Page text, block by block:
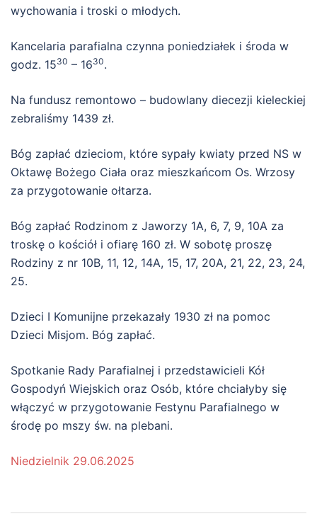
wychowania i troski o młodych.
Kancelaria parafialna czynna poniedziałek i środa w
godz. 1530 – 1630.
Na fundusz remontowo – budowlany diecezji kieleckiej
zebraliśmy 1439 zł.
Bóg zapłać dzieciom, które sypały kwiaty przed NS w
Oktawę Bożego Ciała oraz mieszkańcom Os. Wrzosy
za przygotowanie ołtarza.
Bóg zapłać Rodzinom z Jaworzy 1A, 6, 7, 9, 10A za
troskę o kościół i ofiarę 160 zł. W sobotę proszę
Rodziny z nr 10B, 11, 12, 14A, 15, 17, 20A, 21, 22, 23, 24,
25.
Dzieci I Komunijne przekazały 1930 zł na pomoc
Dzieci Misjom. Bóg zapłać.
Spotkanie Rady Parafialnej i przedstawicieli Kół
Gospodyń Wiejskich oraz Osób, które chciałyby się
włączyć w przygotowanie Festynu Parafialnego w
środę po mszy św. na plebani.
Niedzielnik 29.06.2025